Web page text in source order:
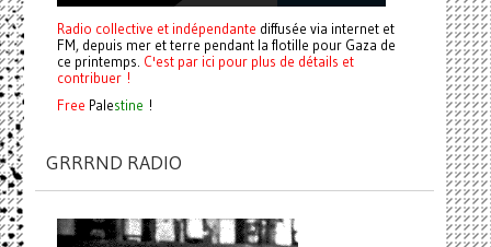
Radio collective et indépendante diffusée via internet et
FM, depuis mer et terre pendant la flotille pour Gaza de
ce printemps. C'est par ici pour plus de détails et
contribuer !
Free Palestine !
GRRRND RADIO